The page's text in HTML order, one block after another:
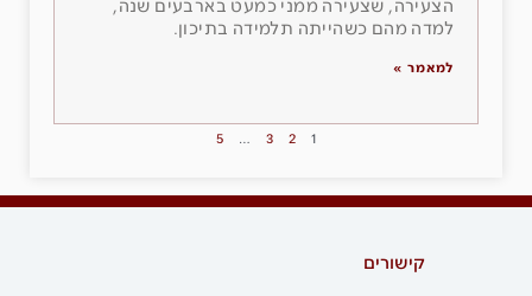
הצעירה, שצעירה ממני כמעט בארבעים שנה,
למדה מהם כשהייתה תלמידה בתיכון.
למאמר »
1
2
3
…
5
קישורים